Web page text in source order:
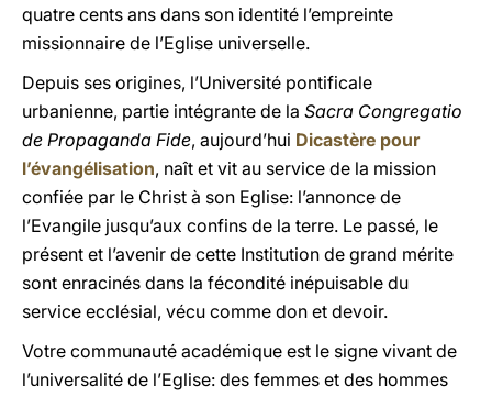
quatre cents ans dans son identité l’empreinte
missionnaire de l’Eglise universelle.
Depuis ses origines, l’Université pontificale
urbanienne, partie intégrante de la Sacra Congregatio
de Propaganda Fide, aujourd’hui Dicastère pour
l’évangélisation, naît et vit au service de la mission
confiée par le Christ à son Eglise: l’annonce de
l’Evangile jusqu’aux confins de la terre. Le passé, le
présent et l’avenir de cette Institution de grand mérite
sont enracinés dans la fécondité inépuisable du
service ecclésial, vécu comme don et devoir.
Votre communauté académique est le signe vivant de
l’universalité de l’Eglise: des femmes et des hommes